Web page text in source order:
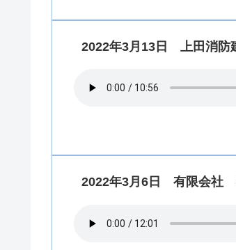
2022年3月13日 上田消防
2022年3月6日 有限会社